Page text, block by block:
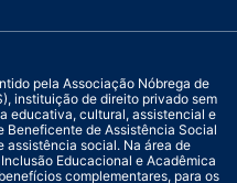
pela Associação Nóbrega de
instituição de direito privado sem
educativa, cultural, assistencial e
Beneficente de Assistência Social
assistência social. Na área de
Educacional e Acadêmica
complementares, para os